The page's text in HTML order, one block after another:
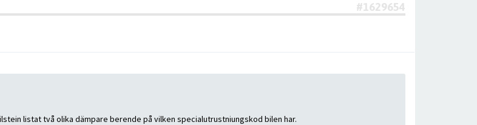
#1629654
listat två olika dämpare berende på vilken specialutrustniungskod bilen har.